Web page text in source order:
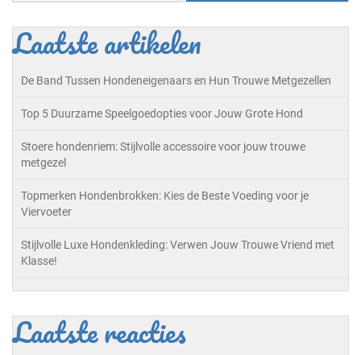
Laatste artikelen
De Band Tussen Hondeneigenaars en Hun Trouwe Metgezellen
Top 5 Duurzame Speelgoedopties voor Jouw Grote Hond
Stoere hondenriem: Stijlvolle accessoire voor jouw trouwe
metgezel
Topmerken Hondenbrokken: Kies de Beste Voeding voor je
Viervoeter
Stijlvolle Luxe Hondenkleding: Verwen Jouw Trouwe Vriend met
Klasse!
Laatste reacties